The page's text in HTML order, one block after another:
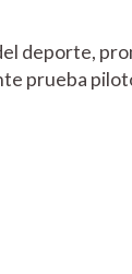
deporte,
prueba